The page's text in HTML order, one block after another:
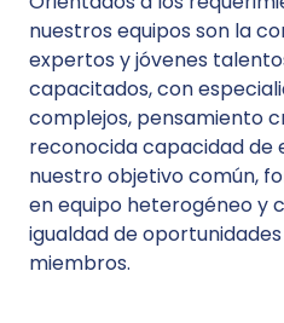
nuestros equipos son la
expertos y jóvenes
capacitados, con
complejos, pensamiento
reconocida capacidad de
nuestro objetivo común,
en equipo heterogéneo y
igualdad de
miembros.